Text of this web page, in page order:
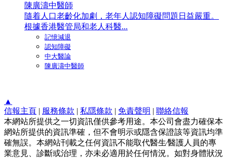
陳廣濤中醫師
隨着人口老齡化加劇，老年人認知障礙問題日益嚴重。
根據香港醫管局和老人科醫...
記憶減退
認知障礙
中大醫論
陳廣濤中醫師
▲
信報主頁 | 服務條款 | 私隱條款 | 免責聲明 | 聯絡信報
本網站所提供之一切資訊僅供參考用途。本公司會盡力確保本
網站所提供的資訊準確，但不會明示或隱含保證該等資訊均準
確無誤。本網站刊載之任何資訊不能取代醫生∕醫護人員的專
業意見、診斷或治理，亦未必適用於任何情況。如對身體狀況